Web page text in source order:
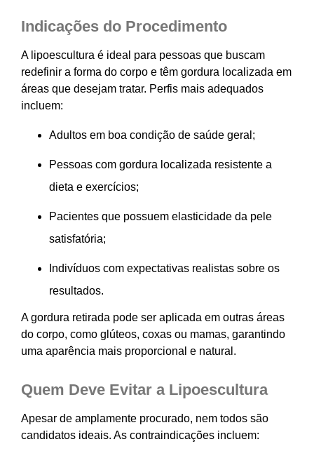
Indicações do Procedimento
A lipoescultura é ideal para pessoas que buscam
redefinir a forma do corpo e têm gordura localizada em
áreas que desejam tratar. Perfis mais adequados
incluem:
Adultos em boa condição de saúde geral;
Pessoas com gordura localizada resistente a
dieta e exercícios;
Pacientes que possuem elasticidade da pele
satisfatória;
Indivíduos com expectativas realistas sobre os
resultados.
A gordura retirada pode ser aplicada em outras áreas
do corpo, como glúteos, coxas ou mamas, garantindo
uma aparência mais proporcional e natural.
Quem Deve Evitar a Lipoescultura
Apesar de amplamente procurado, nem todos são
candidatos ideais. As contraindicações incluem: